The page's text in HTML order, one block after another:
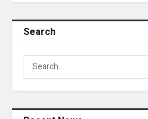
Search